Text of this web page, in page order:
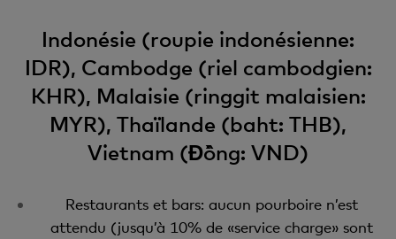
Indonésie (roupie indonésienne:
IDR), Cambodge (riel cambodgien:
KHR), Malaisie (ringgit malaisien:
MYR), Thaïlande (baht: THB),
Vietnam (Đồng: VND)
Restaurants et bars: aucun pourboire n’est
attendu (jusqu’à 10% de «service charge» sont